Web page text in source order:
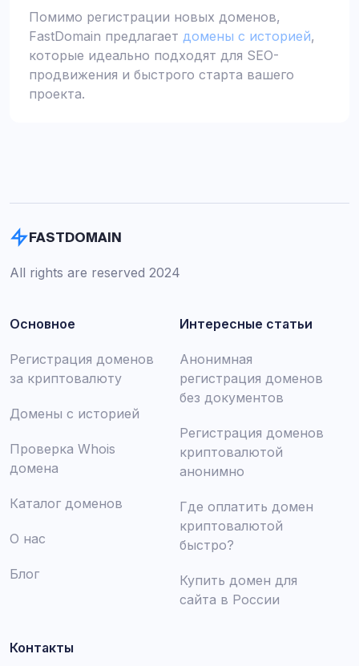
Помимо регистрации новых доменов,
FastDomain предлагает домены с историей,
которые идеально подходят для SEO-
продвижения и быстрого старта вашего
проекта.
FASTDOMAIN
All rights are reserved 2024
Основное
Регистрация доменов
за криптовалюту
Домены с историей
Проверка Whois
домена
Каталог доменов
О нас
Блог
Интересные статьи
Анонимная
регистрация доменов
без документов
Регистрация доменов
криптовалютой
анонимно
Где оплатить домен
криптовалютой
быстро?
Купить домен для
сайта в России
Контакты